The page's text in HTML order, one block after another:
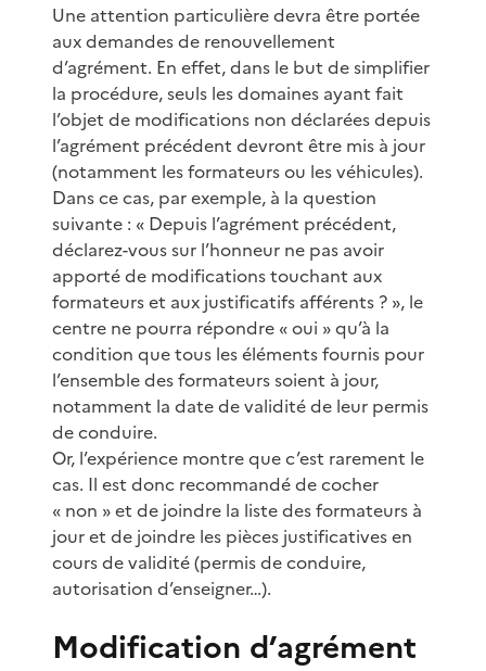
Une attention particulière devra être portée
aux demandes de renouvellement
d’agrément. En effet, dans le but de simplifier
la procédure, seuls les domaines ayant fait
l’objet de modifications non déclarées depuis
l’agrément précédent devront être mis à jour
(notamment les formateurs ou les véhicules).
Dans ce cas, par exemple, à la question
suivante : « Depuis l’agrément précédent,
déclarez-vous sur l’honneur ne pas avoir
apporté de modifications touchant aux
formateurs et aux justificatifs afférents ? », le
centre ne pourra répondre « oui » qu’à la
condition que tous les éléments fournis pour
l’ensemble des formateurs soient à jour,
notamment la date de validité de leur permis
de conduire.
Or, l’expérience montre que c’est rarement le
cas. Il est donc recommandé de cocher
« non » et de joindre la liste des formateurs à
jour et de joindre les pièces justificatives en
cours de validité (permis de conduire,
autorisation d’enseigner…).
Modification d’agrément